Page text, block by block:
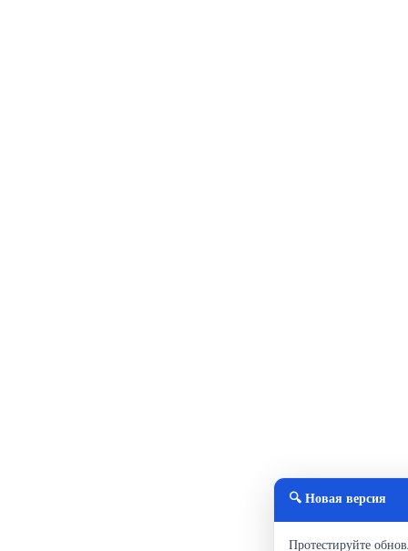
🔍 Новая версия
Протестируйте